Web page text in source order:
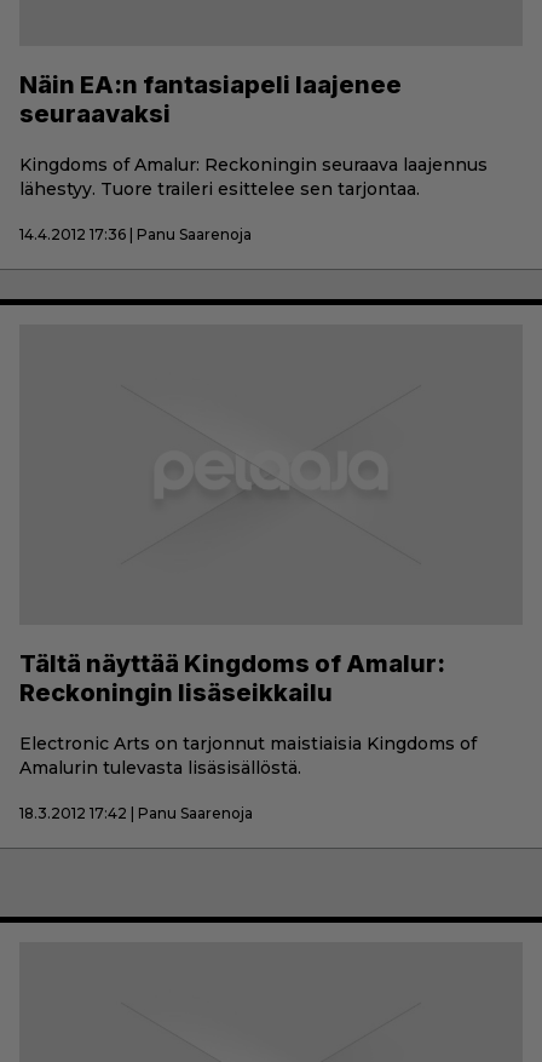
Näin EA:n fantasiapeli laajenee
seuraavaksi
Kingdoms of Amalur: Reckoningin seuraava laajennus
lähestyy. Tuore traileri esittelee sen tarjontaa.
14.4.2012 17:36 | Panu Saarenoja
Tältä näyttää Kingdoms of Amalur:
Reckoningin lisäseikkailu
Electronic Arts on tarjonnut maistiaisia Kingdoms of
Amalurin tulevasta lisäsisällöstä.
18.3.2012 17:42 | Panu Saarenoja